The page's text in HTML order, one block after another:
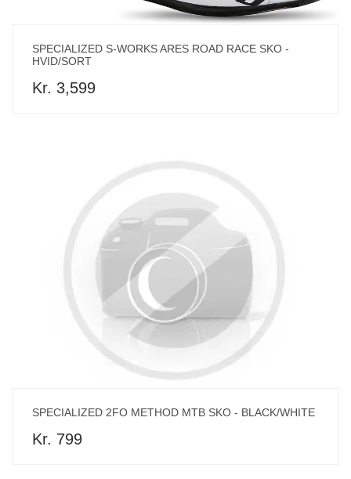
SPECIALIZED S-WORKS ARES ROAD RACE SKO -
HVID/SORT
Kr. 3,599
SPECIALIZED 2FO METHOD MTB SKO - BLACK/WHITE
Kr. 799